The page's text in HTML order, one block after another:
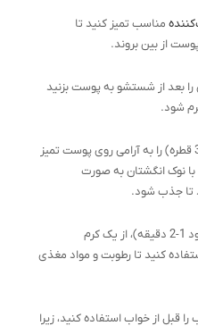
مناسب تمیز کنید تا
از بین بروند.
را بعد از شستشو به پوست بزنید
شود.
چند قطره از سرم (معمولاً 2-3 قطره) را به آرامی روی پوست تمیز
نوک انگشتان به صورت
تا جذب شود.
پس از جذب کامل سرم (حدود 1-2 دقیقه)، از یک کرم
کنید تا رطوبت و مواد مغذی
قبل از خواب استفاده کنید، زیرا